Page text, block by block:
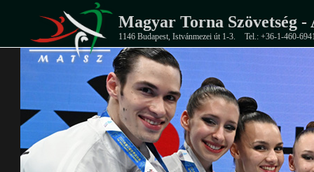
Magyar Torna Szövetség -
1146 Budapest, Istvánmezei út 1-3. Tel.: +36-1-460-